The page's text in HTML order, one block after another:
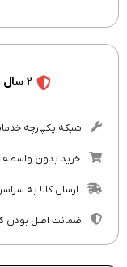
2 سال خدمات پس از فروش پارس مدرن
شبکه یکپارچه
خرید بدون واسطه
ارسال کالا به
ضمانت اصل بودن